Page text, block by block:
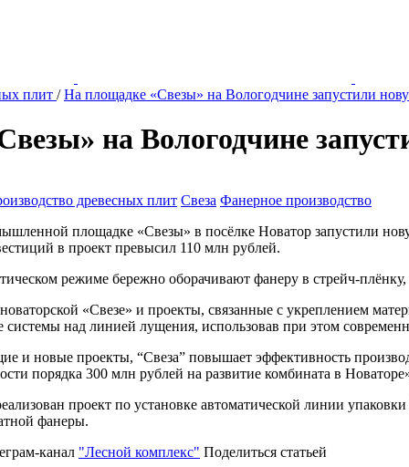
плит / На площадке «Свезы» на Вологодчине запустили
на Вологодчине
древесных плит Свеза Фанерное производство
площадке «Свезы» в посёлке Новатор запустили
в проект превысил 110 млн рублей.
режиме бережно оборачивают фанеру в стрейч-
«Свезе» и проекты, связанные с укреплением
над линией лущения, использовав при этом
и новые проекты, “Свеза” повышает эффективность
порядка 300 млн рублей на развитие комбината в
проект по установке автоматической линии
фанеры.
канал "Лесной комплекс" Поделиться статьей